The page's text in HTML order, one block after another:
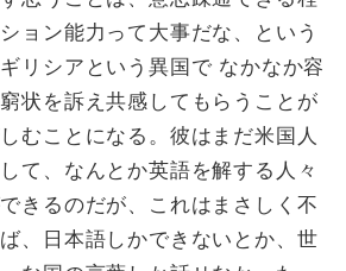
ョン能力って大事だな、という
リシアという異国で なかなか容
状を訴え共感してもらうことが
むことになる。彼はまだ米国人
て、なんとか英語を解する人々
きるのだが、これはまさしく不
、日本語しかできないとか、世